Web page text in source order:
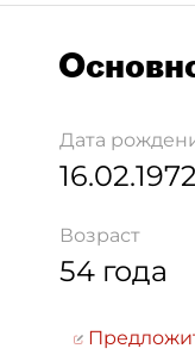
Дата
16.02.1972
Возраст
54 года